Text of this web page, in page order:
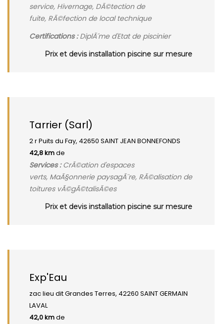
service, Hivernage, DÃ©tection de
fuite, RÃ©fection de local technique
Certifications :DiplÃ´me d'Etat de piscinier
Prix et devis installation piscine sur mesure
Tarrier (Sarl)
2 r Puits du Fay, 42650 SAINT JEAN BONNEFONDS
42,8 kmde
Services :CrÃ©ation d'espaces
verts, MaÃ§onnerie paysagÃ¨re, RÃ©alisation de
toitures vÃ©gÃ©talisÃ©es
Prix et devis installation piscine sur mesure
Exp'Eau
zac lieu dit Grandes Terres, 42260 SAINT GERMAIN
LAVAL
42,0 kmde